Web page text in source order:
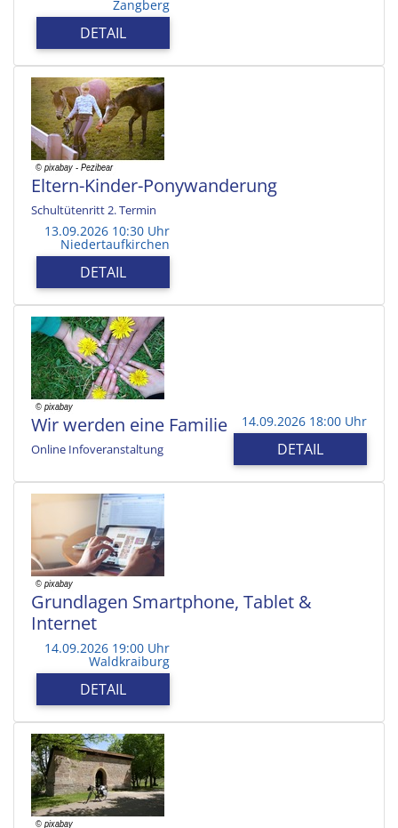
Zangberg
DETAIL
Eltern-Kinder-Ponywanderung
Schultütenritt 2. Termin
13.09.2026 10:30 Uhr
Niedertaufkirchen
DETAIL
Wir werden eine Familie
Online Infoveranstaltung
14.09.2026 18:00 Uhr
DETAIL
Grundlagen Smartphone, Tablet &
Internet
14.09.2026 19:00 Uhr
Waldkraiburg
DETAIL